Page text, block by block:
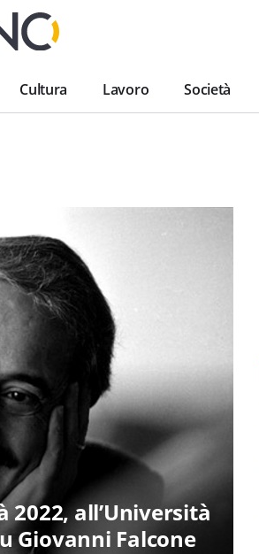
Cultura Lavoro Società
all’Università
Giovanni Falcone